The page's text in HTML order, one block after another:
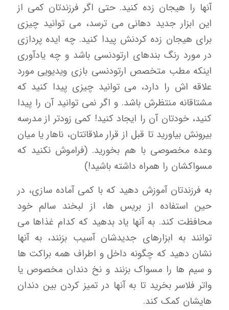
آنها را هیجان زده کنید. حتی اگر فرزندتان کمی از
این ابزار جدید دهانی می ترسد، می توانید چیزی
برای هیجان زده کردنش پیدا کنید. چه ایده پردازی
در مورد رنگ بندهای ارتودنسی باشد و چه یادآوری
اینکه مطب متخصص ارتودنسی بازی ویدیویی مورد
علاقه اش را دارد، می توانید چیزی پیدا کنید که
مشتاقانه منتظرش باشد. و اگر نمی توانید آن را پیدا
کنید، خودتان آن را ایجاد کنید! کمی زودتر از مدرسه
بیرونش بیاورید تا قبل از قرار ملاقاتتان، ناهار یا میان
وعده مخصوصی با هم بخورید. (فراموش نکنید که
مسواکشان را همراه داشته باشید!)
به فرزندتان آموزش دهید که با کمی آماده سازی، در
حین استفاده از بریس ها، از لبخند سالم خود
محافظت کند. به آنها یاد بدهید که کدام غذاها می
توانند به ابزارهای جدیدشان آسیب بزنند، به آنها
نشان دهید که چگونه داخل و اطراف همه براکت ها
و سیم ها را مسواک بزنند و نخ دندان مخصوص یا
واتر فلاسر بخرید تا به آنها در تمیز کردن بین دندان
هایشان کمک کند.